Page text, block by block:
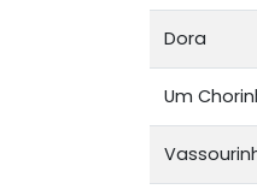
Dora
Um